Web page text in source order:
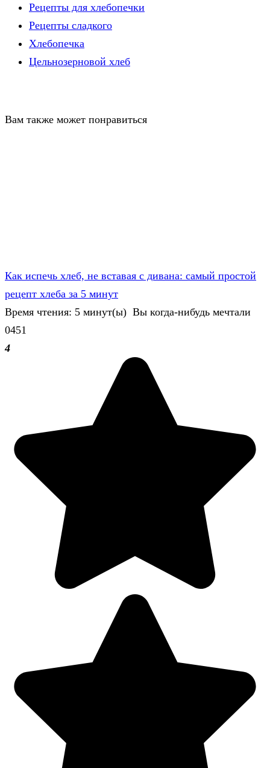
Рецепты для хлебопечки
Рецепты сладкого
Хлебопечка
Цельнозерновой хлеб
Вам также может понравиться
Как испечь хлеб, не вставая с дивана: самый простой
рецепт хлеба за 5 минут
Время чтения: 5 минут(ы) Вы когда-нибудь мечтали
0451
4